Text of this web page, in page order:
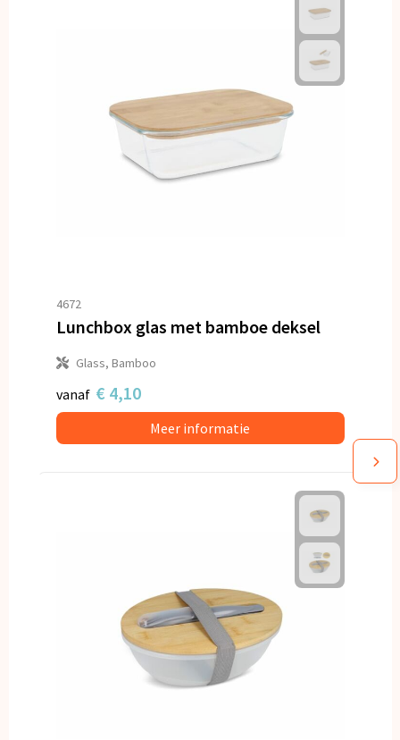
4672
Lunchbox glas met bamboe deksel
Glass, Bamboo
vanaf € 4,10
Meer informatie